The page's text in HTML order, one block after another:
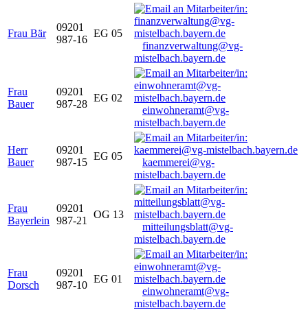
Frau Bär
09201
987-16
EG 05
finanzverwaltung@vg-
mistelbach.bayern.de
Frau
Bauer
09201
987-28
EG 02
einwohneramt@vg-
mistelbach.bayern.de
Herr
Bauer
09201
987-15
EG 05
kaemmerei@vg-
mistelbach.bayern.de
Frau
Bayerlein
09201
987-21
OG 13
mitteilungsblatt@vg-
mistelbach.bayern.de
Frau
Dorsch
09201
987-10
EG 01
einwohneramt@vg-
mistelbach.bayern.de